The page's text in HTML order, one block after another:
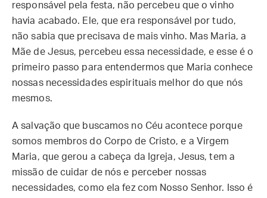
responsável pela festa, não percebeu que o vinho
havia acabado. Ele, que era responsável por tudo,
não sabia que precisava de mais vinho. Mas Maria, a
Mãe de Jesus, percebeu essa necessidade, e esse é o
primeiro passo para entendermos que Maria conhece
nossas necessidades espirituais melhor do que nós
mesmos.
A salvação que buscamos no Céu acontece porque
somos membros do Corpo de Cristo, e a Virgem
Maria, que gerou a cabeça da Igreja, Jesus, tem a
missão de cuidar de nós e perceber nossas
necessidades, como ela fez com Nosso Senhor. Isso é